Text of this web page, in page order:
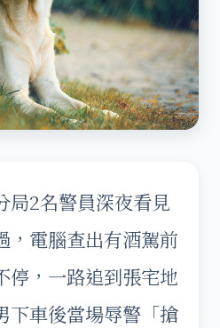
局2名警員深夜看見
，電腦查出有酒駕前
停，一路追到張宅地
下車後當場辱警「搶